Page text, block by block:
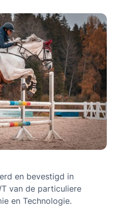
en bevestigd in
van de particuliere
en Technologie.